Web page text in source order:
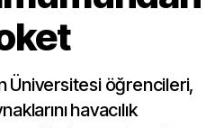
Üniversitesi öğrencileri,
havacılık